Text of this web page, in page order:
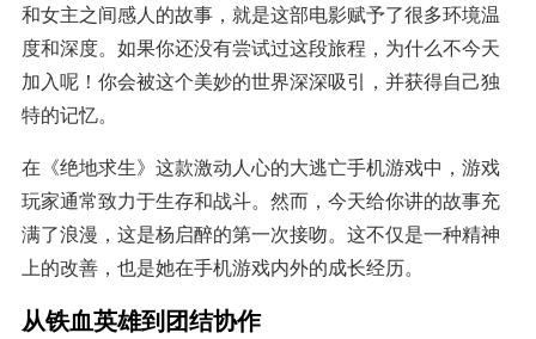
和女主之间感人的故事，就是这部电影赋予了很多环境温
度和深度。如果你还没有尝试过这段旅程，为什么不今天
加入呢！你会被这个美妙的世界深深吸引，并获得自己独
特的记忆。
在《绝地求生》这款激动人心的大逃亡手机游戏中，游戏
玩家通常致力于生存和战斗。然而，今天给你讲的故事充
满了浪漫，这是杨启醉的第一次接吻。这不仅是一种精神
上的改善，也是她在手机游戏内外的成长经历。
从铁血英雄到团结协作